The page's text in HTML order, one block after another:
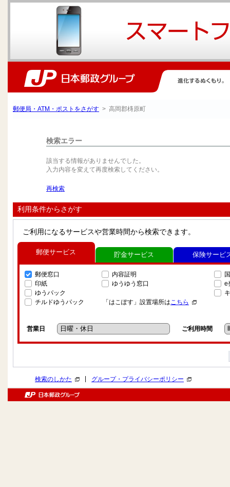
郵便局・ATM・ポストをさがす > 高岡郡梼原町
検索エラー
該当する情報がありませんでした。
入力内容を変えて再度検索してください。
再検索
利用条件からさがす
ご利用になるサービスや営業時間から検索できます。
郵便サービス
郵便窓口
印紙
ゆうパック
チルドゆうパック
内容証明
ゆうゆう窓口
「はこぽす」設置場所はこちら
e
営業日 ご利用時間
貯金サービス 保険サービ
検索のしかた グループ・プライバシーポリシー